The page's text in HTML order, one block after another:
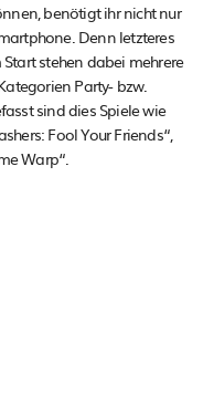
benötigt ihr nicht nur
Denn letzteres
stehen dabei mehrere
Party- bzw.
sind dies Spiele wie
Fool Your Friends“,
Warp“.